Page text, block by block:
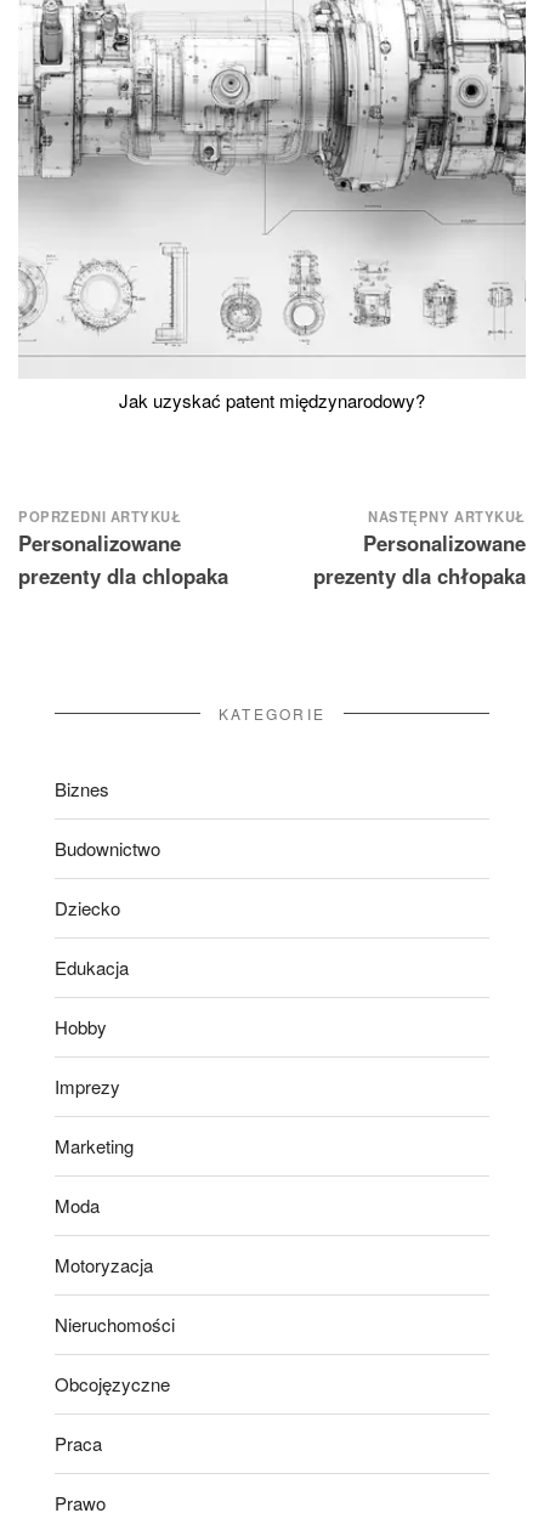
Jak uzyskać patent międzynarodowy?
Nawigacja
wpisu
POPRZEDNI ARTYKUŁ
Personalizowane
prezenty dla chlopaka
NASTĘPNY ARTYKUŁ
Personalizowane
prezenty dla chłopaka
KATEGORIE
Biznes
Budownictwo
Dziecko
Edukacja
Hobby
Imprezy
Marketing
Moda
Motoryzacja
Nieruchomości
Obcojęzyczne
Praca
Prawo